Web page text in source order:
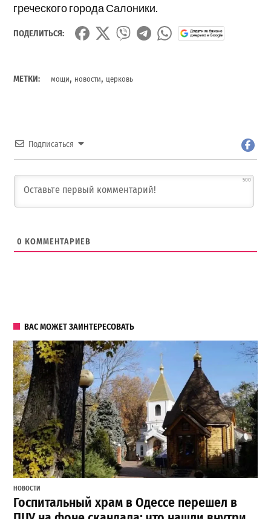
греческого города Салоники.
ПОДЕЛИТЬСЯ:
МЕТКИ: мощи, новости, церковь
Подписаться
500
0 КОММЕНТАРИЕВ
ВАС МОЖЕТ ЗАИНТЕРЕСОВАТЬ
НОВОСТИ
Госпитальный храм в Одессе перешел в